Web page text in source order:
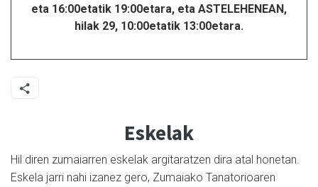
eta 16:00etatik 19:00etara, eta ASTELEHENEAN,
hilak 29, 10:00etatik 13:00etara.
Eskelak
Hil diren zumaiarren eskelak argitaratzen dira atal honetan.
Eskela jarri nahi izanez gero, Zumaiako Tanatorioaren